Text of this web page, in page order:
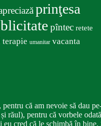
prinţesa
pîntec retete
terapie umanitar vacanta
că am nevoie să dau
răul), pentru că vorbele odată
eu cred că le schimbă în bine.